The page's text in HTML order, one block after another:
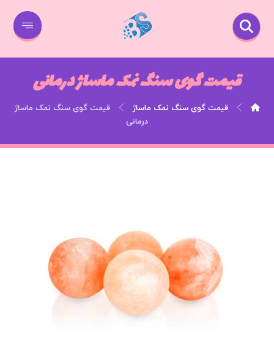
قیمت گوی سنگ نمک ماساژ درمانی
قیمت گوی سنگ نمک ماساژ
قیمت گوی سنگ نمک ماساژ
درمانی